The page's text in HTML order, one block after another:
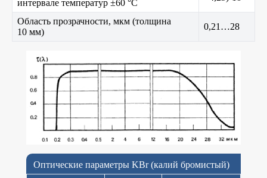
интервале температур ±60 °C
Область прозрачности, мкм (толщина
10 мм)
0,21…28
Оптические параметры KBr (калий бромистый)